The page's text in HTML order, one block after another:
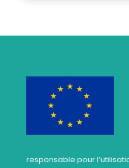
responsable pour